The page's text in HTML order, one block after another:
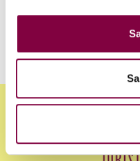
Edunvalvonta